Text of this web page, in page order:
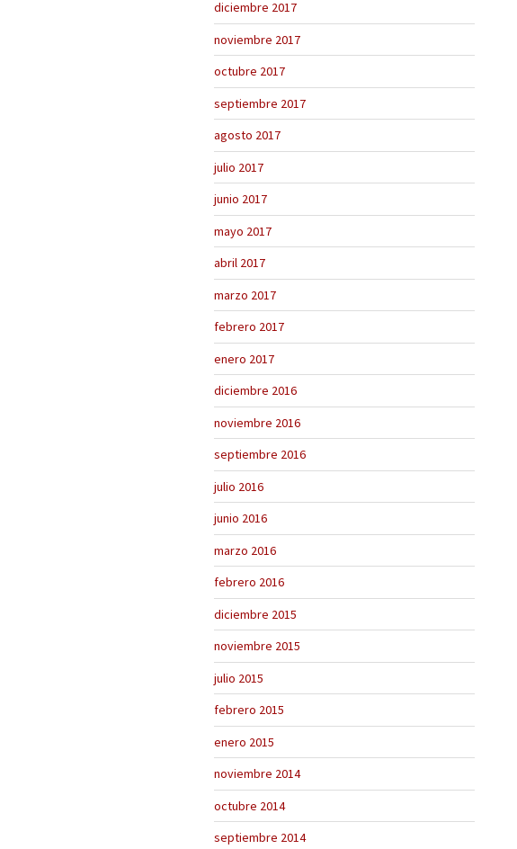
diciembre 2017
noviembre 2017
octubre 2017
septiembre 2017
agosto 2017
julio 2017
junio 2017
mayo 2017
abril 2017
marzo 2017
febrero 2017
enero 2017
diciembre 2016
noviembre 2016
septiembre 2016
julio 2016
junio 2016
marzo 2016
febrero 2016
diciembre 2015
noviembre 2015
julio 2015
febrero 2015
enero 2015
noviembre 2014
octubre 2014
septiembre 2014